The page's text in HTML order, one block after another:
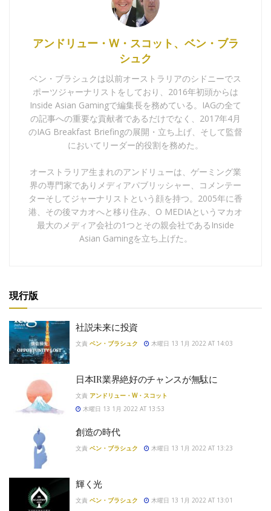
アンドリュー・W・スコット、ベン・ブラ
シュク
ベン・ブラシュクは以前オーストラリアのシドニーでス
ポーツジャーナリストをしており、2016年初頭からは
Inside Asian Gamingで編集長を務めている。IAGの全て
の記事への重要な貢献者であるだけでなく、2017年4月
のIAG Breakfast Briefingの展開・立ち上げ、そして監督
においてリーダー的役割を務めた。
オーストラリア生まれのアンドリューは、ゲーミング業
界の専門家でありメディアパブリッシャー、コメンテー
ターそしてジャーナリストという顔を持つ。2005年に香
港、その後マカオへと移り住み、O MEDIAというマカオ
最大のメディア会社の1つとその親会社であるInside
Asian Gamingを立ち上げた。
現行版
社説未来に投資
文責 ベン・ブラシュク 木曜日 13 1月 2022 AT 14:03
日本IR業界絶好のチャンスが無駄に
文責 アンドリュー・W・スコット
木曜日 13 1月 2022 AT 13:53
創造の時代
文責 ベン・ブラシュク 木曜日 13 1月 2022 AT 13:23
輝く光
文責 ベン・ブラシュク 木曜日 13 1月 2022 AT 13:01